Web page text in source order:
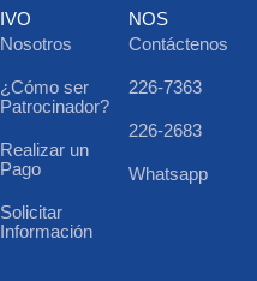
IVO
Nosotros
¿Cómo ser
Patrocinador?
Realizar un
Pago
Solicitar
Información
NOS
Contáctenos
226-7363
226-2683
Whatsapp